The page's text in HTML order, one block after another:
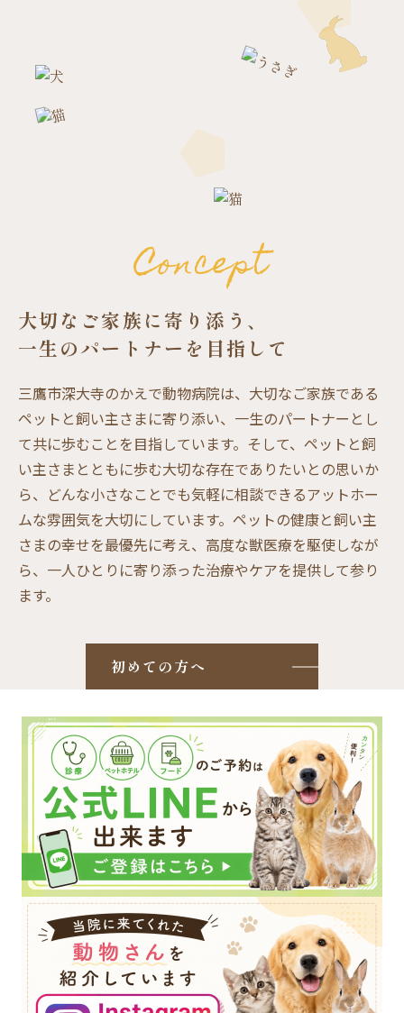
Concept
大切なご家族に寄り添う、
一生のパートナーを目指して
三鷹市深大寺のかえで動物病院は、大切なご家族である
ペットと飼い主さまに寄り添い、一生のパートナーとし
て共に歩むことを目指しています。そして、ペットと飼
い主さまとともに歩む大切な存在でありたいとの思いか
ら、どんな小さなことでも気軽に相談できるアットホー
ムな雰囲気を大切にしています。ペットの健康と飼い主
さまの幸せを最優先に考え、高度な獣医療を駆使しなが
ら、一人ひとりに寄り添った治療やケアを提供して参り
ます。
初めての方へ